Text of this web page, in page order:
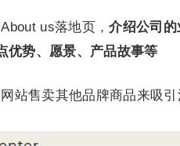
us落地页，介绍公司
优势、愿景、产品故事等
站售卖其他品牌商品来吸